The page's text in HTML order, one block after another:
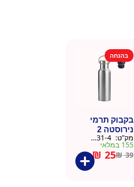
בהנחה
בקבוק תרמי
נירוסטה 2
פקקים 500 מל
– כסוף קלאסי
מק”ט: 9901031-4
155 במלאי
₪39
₪ 25